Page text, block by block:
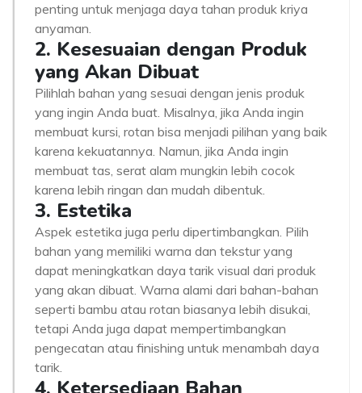
penting untuk menjaga daya tahan produk kriya
anyaman.
2. Kesesuaian dengan Produk
yang Akan Dibuat
Pilihlah bahan yang sesuai dengan jenis produk
yang ingin Anda buat. Misalnya, jika Anda ingin
membuat kursi, rotan bisa menjadi pilihan yang baik
karena kekuatannya. Namun, jika Anda ingin
membuat tas, serat alam mungkin lebih cocok
karena lebih ringan dan mudah dibentuk.
3. Estetika
Aspek estetika juga perlu dipertimbangkan. Pilih
bahan yang memiliki warna dan tekstur yang
dapat meningkatkan daya tarik visual dari produk
yang akan dibuat. Warna alami dari bahan-bahan
seperti bambu atau rotan biasanya lebih disukai,
tetapi Anda juga dapat mempertimbangkan
pengecatan atau finishing untuk menambah daya
tarik.